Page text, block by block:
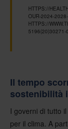
HTTPS://
OUR-2024-
HTTPS://
5196(20)30271-
Il tempo
sostenibilità
I governi di tutto
per il clima. A